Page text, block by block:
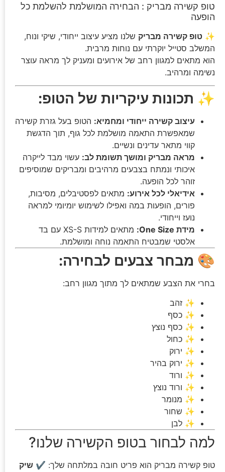
טופ קשירה מבריק : הבחירה המושלמת להשלמת כל
הופעה
✨ טופ קשירה מבריק שלנו מציע עיצוב ייחודי, שיקי ונוח,
המשלב סטייל יוקרתי עם נוחות מרבית.
הוא מתאים למגוון רחב של אירועים ומעניק לך מראה עוצר
נשימה ומרהיב.
✨ תכונות עיקריות של הטופ:
עיצוב קשירה ייחודי ומחמיא: הטופ בעל גזרת קשירה
שמאפשרת התאמה מושלמת לכל גוף, תוך הדגשת
קווי מתאר עדינים ונשיים.
מראה מבריק ומושך תשומת לב: עשוי מבד לייקרה
איכותי ונמתח בצבעים מרהיבים ומבריקים שמוסיפים
זוהר לכל הופעה.
אידיאלי לכל אירוע: מתאים לפסטיבלים, מסיבות,
פורים, הופעות במה ואפילו לשימוש יומיומי למראה
נועז וייחודי.
מידת One Size:
מתאים למידות XS-S עם בד
אלסטי שמבטיח התאמה נוחה ומושלמת.
🎨 מבחר צבעים לבחירה:
בחרי את הצבע שמתאים לך מתוך מגוון רחב:
✨ זהב
✨ כסף
✨ כסף נוצץ
✨ כחול
✨ ירוק
✨ ירוק בהיר
✨ ורוד
✨ ורוד נוצץ
✨ מנומר
✨ שחור
✨ לבן
למה לבחור בטופ הקשירה שלנו?
טופ קשירה מבריק הוא פריט חובה במלתחה שלך: ✔ שיק